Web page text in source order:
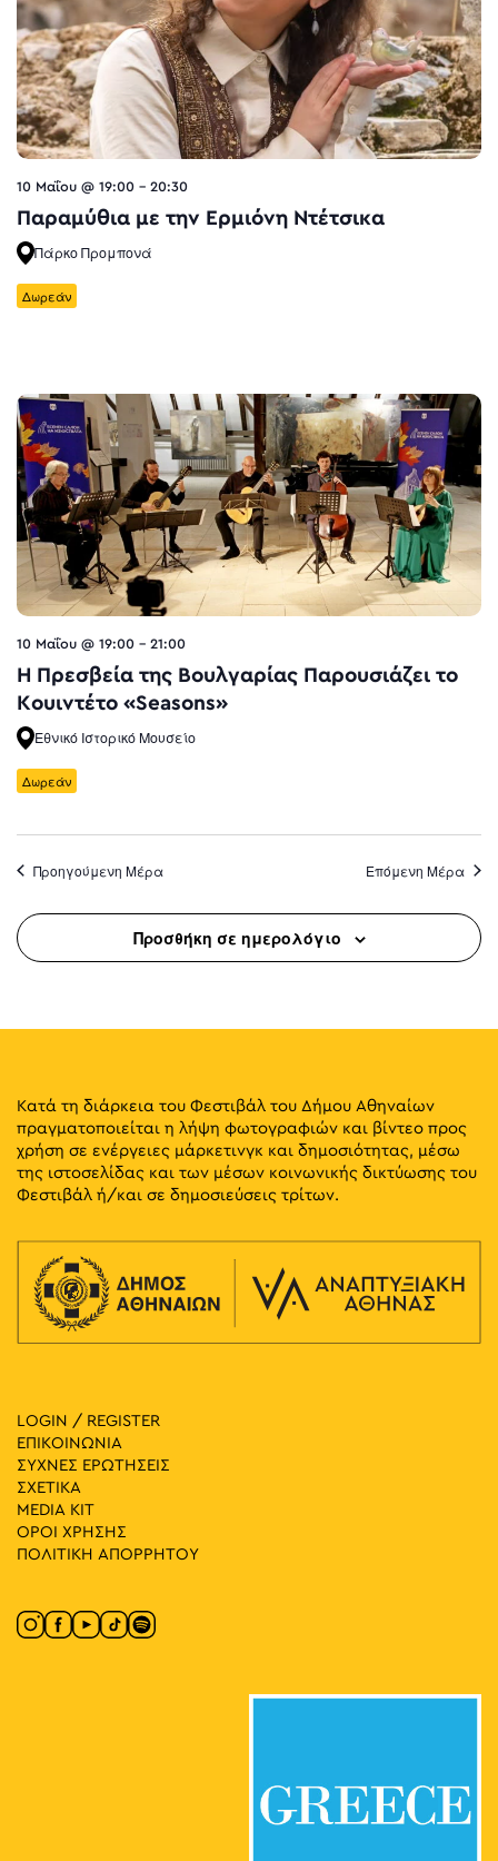
10 Μαΐου @ 19:00 - 20:30
Παραμύθια με την Ερμιόνη Ντέτσικα
Πάρκο Προμπονά
Δωρεάν
10 Μαΐου @ 19:00 - 21:00
Η Πρεσβεία της Βουλγαρίας Παρουσιάζει το
Κουιντέτο «Seasons»
Εθνικό Ιστορικό Μουσείο
Δωρεάν
Προηγούμενη Μέρα Επόμενη Μέρα
Προσθήκη σε ημερολόγιο
Κατά τη διάρκεια του Φεστιβάλ του Δήμου Αθηναίων
πραγματοποιείται η λήψη φωτογραφιών και βίντεο προς
χρήση σε ενέργειες μάρκετινγκ και δημοσιότητας, μέσω
της ιστοσελίδας και των μέσων κοινωνικής δικτύωσης του
Φεστιβάλ ή/και σε δημοσιεύσεις τρίτων.
LOGIN / REGISTER
ΕΠΙΚΟΙΝΩΝΙΑ
ΣΥΧΝΕΣ ΕΡΩΤΗΣΕΙΣ
ΣΧΕΤΙΚΑ
MEDIA ΚIT
ΟΡΟΙ ΧΡΗΣΗΣ
ΠΟΛΙΤΙΚΗ ΑΠΟΡΡΗΤΟΥ